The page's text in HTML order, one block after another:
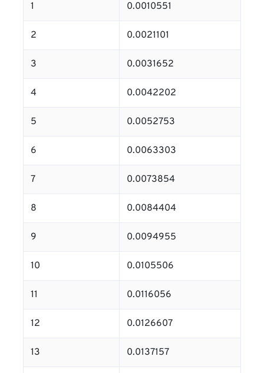
1 0.0010551
2 0.0021101
3 0.0031652
4 0.0042202
5 0.0052753
6 0.0063303
7 0.0073854
8 0.0084404
9 0.0094955
10 0.0105506
11 0.0116056
12 0.0126607
13 0.0137157